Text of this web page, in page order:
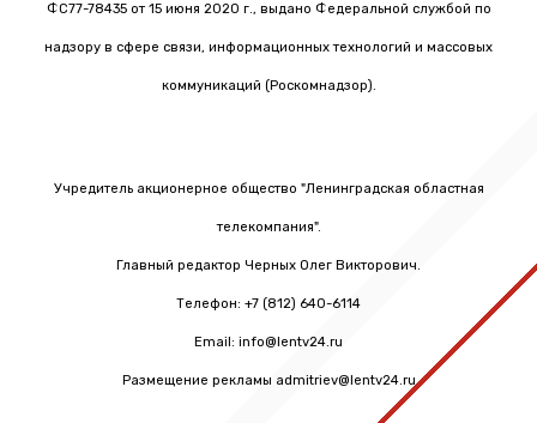
ФС77-78435 от 15 июня 2020 г., выдано Федеральной службой по
надзору в сфере связи, информационных технологий и массовых
коммуникаций (Роскомнадзор).
Учредитель акционерное общество "Ленинградская областная
телекомпания".
Главный редактор Черных Олег Викторович.
Телефон: +7 (812) 640-6114
Email: info@lentv24.ru
Размещение рекламы admitriev@lentv24.ru